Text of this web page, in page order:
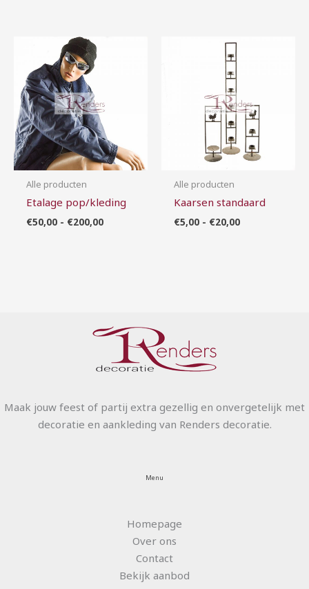
Alle producten
Etalage pop/kleding
€50,00 - €200,00
Alle producten
Kaarsen standaard
€5,00 - €20,00
Maak jouw feest of partij extra gezellig en onvergetelijk met
decoratie en aankleding van Renders decoratie.
Menu
Homepage
Over ons
Contact
Bekijk aanbod